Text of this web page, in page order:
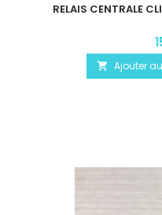
RELAIS CENTRALE
 Ajouter